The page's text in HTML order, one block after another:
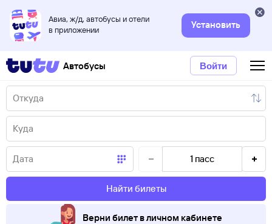
Авиа, ж/д, автобусы и отели
в приложении
Установить
Автобусы Войти
1 пасс
Найти билеты
Верни билет в личном кабинете